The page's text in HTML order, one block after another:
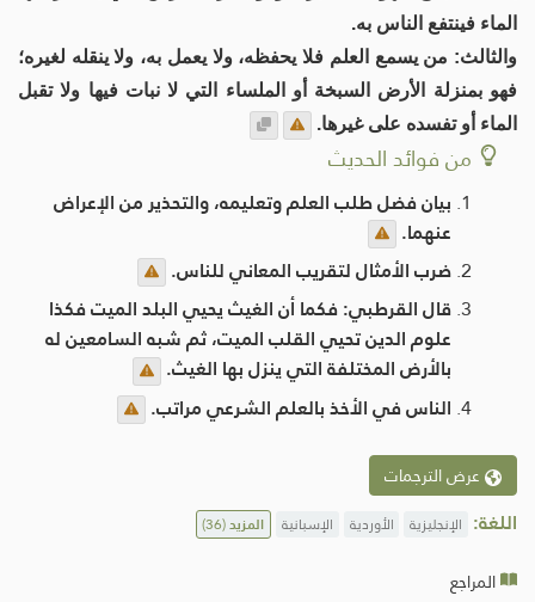
الماء فينتفع الناس به.
والثالث: من يسمع العلم فلا يحفظه، ولا يعمل به، ولا ينقله لغيره؛
فهو بمنزلة الأرض السبخة أو الملساء التي لا نبات فيها ولا تقبل
الماء أو تفسده على غيرها.
من فوائد الحديث
بيان فضل طلب العلم وتعليمه، والتحذير من الإعراض
عنهما.
ضرب الأمثال لتقريب المعاني للناس.
قال القرطبي: فكما أن الغيث يحيي البلد الميت فكذا
علوم الدين تحيي القلب الميت، ثم شبه السامعين له
بالأرض المختلفة التي ينزل بها الغيث.
الناس في الأخذ بالعلم الشرعي مراتب.
عرض الترجمات
اللغة: الإنجليزية الأوردية الإسبانية المزيد(36)
المراجع